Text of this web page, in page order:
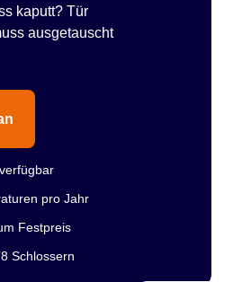
kaputt? Tür
ausgetauscht
pro Jahr
Festpreis
Schlossern